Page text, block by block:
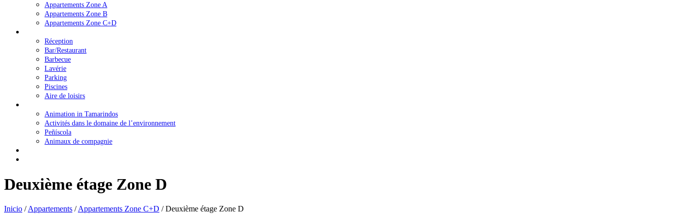
Appartements Zone A
Appartements Zone B
Appartements Zone C+D
Réception
Bar/Restaurant
Barbecue
Lavérie
Parking
Piscines
Aire de loisirs
Animation in Tamarindos
Activités dans le domaine de l’environnement
Peñíscola
Animaux de compagnie
Deuxième étage Zone D
Inicio /Appartements /Appartements Zone C+D /Deuxième étage Zone D